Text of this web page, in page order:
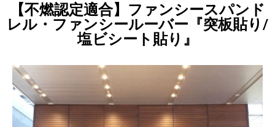
【不燃認定適合】ファンシースパンド
レル・ファンシールーバー『突板貼り/
塩ビシート貼り』